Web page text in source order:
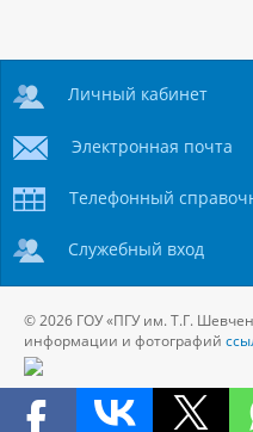
Личный кабинет
Электронная почта
Телефонный
Служебный вход
© 2026 ГОУ «ПГУ им. Т.Г.
информации и фотографий